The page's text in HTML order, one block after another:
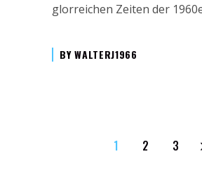
glorreichen Zeiten der
BYWALTERJ1966
1 2 3